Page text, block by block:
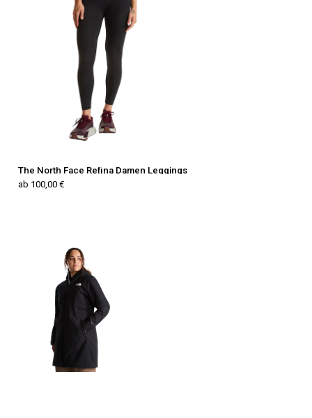
The North Face Refina Damen Leggings
ab 100,00 €